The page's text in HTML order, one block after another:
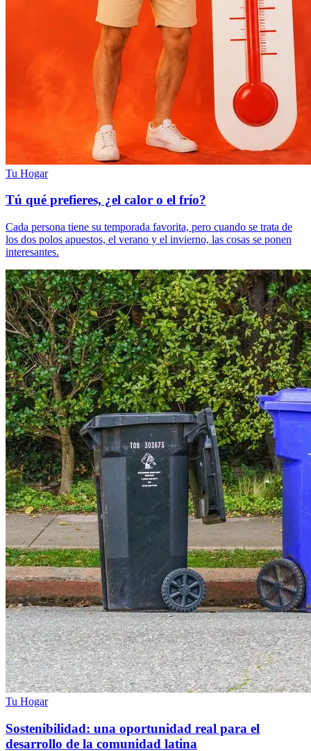
Tu Hogar
Tú qué prefieres, ¿el calor o el frío?
Cada persona tiene su temporada favorita, pero cuando se trata de
los dos polos apuestos, el verano y el invierno, las cosas se ponen
interesantes.
Tu Hogar
Sostenibilidad: una oportunidad real para el
desarrollo de la comunidad latina